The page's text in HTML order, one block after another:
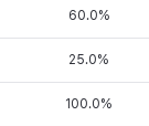
60.0%
25.0%
100.0%